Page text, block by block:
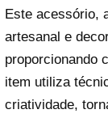
Este acessório,
artesanal e
proporcionando
item utiliza
criatividade,